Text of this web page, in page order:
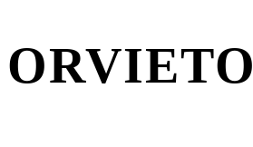
ORVIETO